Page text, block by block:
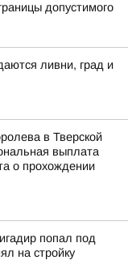
допустимого
ливни, град и
в Тверской
выплата
о прохождении
попал под
на стройку